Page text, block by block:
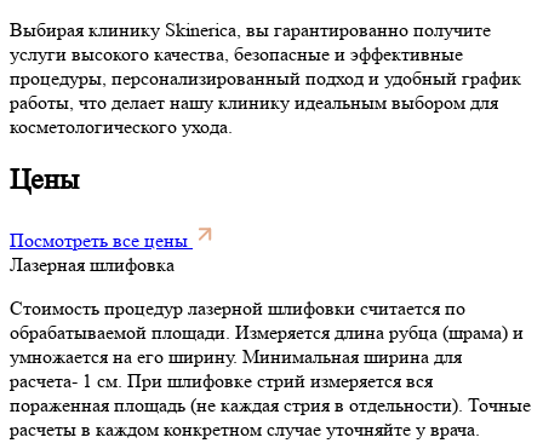
Выбирая клинику Skinerica, вы гарантированно получите
услуги высокого качества, безопасные и эффективные
процедуры, персонализированный подход и удобный график
работы, что делает нашу клинику идеальным выбором для
косметологического ухода.
Цены
Посмотреть все цены
Лазерная шлифовка
Стоимость процедур лазерной шлифовки считается по
обрабатываемой площади. Измеряется длина рубца (шрама) и
умножается на его ширину. Минимальная ширина для
расчета- 1 см. При шлифовке стрий измеряется вся
пораженная площадь (не каждая стрия в отдельности). Точные
расчеты в каждом конкретном случае уточняйте у врача.